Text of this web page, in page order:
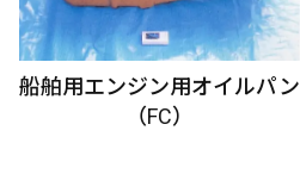
船舶用エンジン用オイルパン
（FC）